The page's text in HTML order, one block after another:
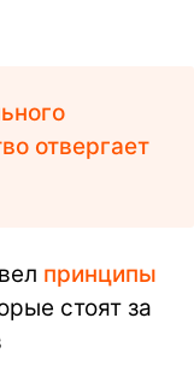
отвергает
принципы
стоят за